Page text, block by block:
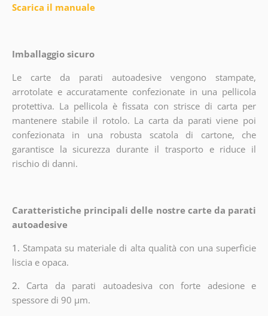
Scarica il manuale
Imballaggio sicuro
Le carte da parati autoadesive vengono stampate,
arrotolate e accuratamente confezionate in una pellicola
protettiva. La pellicola è fissata con strisce di carta per
mantenere stabile il rotolo. La carta da parati viene poi
confezionata in una robusta scatola di cartone, che
garantisce la sicurezza durante il trasporto e riduce il
rischio di danni.
Caratteristiche principali delle nostre carte da parati
autoadesive
1. Stampata su materiale di alta qualità con una superficie
liscia e opaca.
2. Carta da parati autoadesiva con forte adesione e
spessore di 90 µm.